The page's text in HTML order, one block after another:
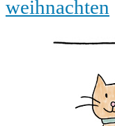
weihnachten